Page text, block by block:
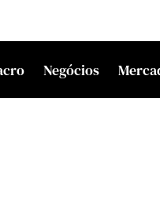
Negócios